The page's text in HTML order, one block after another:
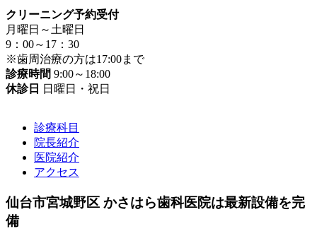
クリーニング予約受付
月曜日～土曜日
9：00～17：30
※歯周治療の方は17:00まで
診療時間 9:00～18:00
休診日
日曜日・祝日
診療科目
院長紹介
医院紹介
アクセス
仙台市宮城野区 かさはら歯科医院は最新設備を完
備